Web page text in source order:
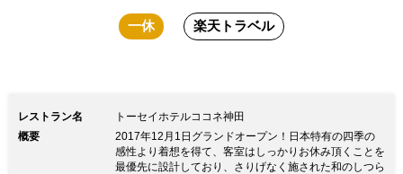
一休 楽天トラベル
レストラン名
トーセイホテルココネ神田
概要
2017年12月1日グランドオープン！日本特有の四季の
感性より着想を得て、客室はしっかりお休み頂くことを
最優先に設計しており、さりげなく施された和のしつら